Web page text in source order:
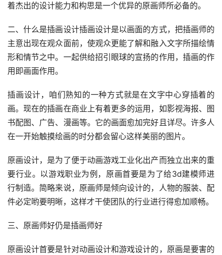
着杰出的设计能力和构思是一个优异的原画师所必备的。
二、什么是插画设计插画设计是以画面的方式，把插画师的
主意出现在观众面前，使观众更能了解和融入文字所描绘情
形和情节之中。一起供给招引眼球的宣扬的作用，插画的作
用即画面作用。
插画设计，咱们熟知的一种方式就是在文字中心穿插着的
画。现在的插画在商业上有着更多的运用，如影视海报、图
书配图、广告、漫画等。它的画面愈加完好且详尽。许多人
在一开始触摸绘画的时分都会留心这样美丽的图片。
原画设计，是为了便于动画游戏工业化出产而独立出来的重
要行业。以游戏职业为例，原画首要是为了给3d建模师进
行制造。简略来说，原画师是倾向设计的，人物的服装、配
件必定哟要明晰，这样才干使团队的行业进行得愈加顺畅。
三、原画师好仍是插画师好
原画设计首要是针对动画设计和游戏设计的，原画是要害的